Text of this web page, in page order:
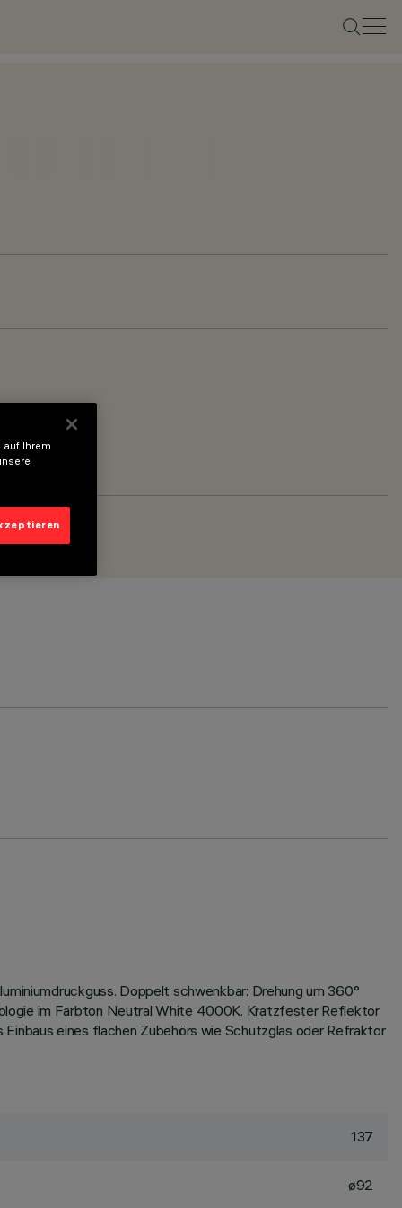
Doppelt schwenkbar: Drehung um 360°
im Farbton Neutral White 4000K. Kratzfester Reflektor
eines flachen Zubehörs wie Schutzglas oder Refraktor
137
ø92
auf Ihrem